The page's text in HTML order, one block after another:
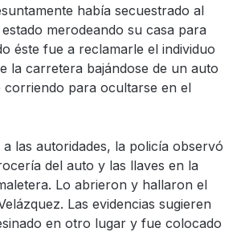
había secuestrado al
merodeando su casa para
éste fue a reclamarle el individuo
la carretera bajándose de un auto
corriendo para ocultarse en el
las autoridades, la policía observó
del auto y las llaves en la
Lo abrieron y hallaron el
Las evidencias sugieren
en otro lugar y fue colocado